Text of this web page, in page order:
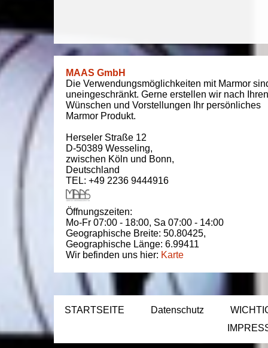
MAAS GmbH
Die Verwendungsmöglichkeiten mit Marmor
uneingeschränkt. Gerne erstellen wir nach Ihren
Wünschen und Vorstellungen Ihr persönliches
Marmor Produkt.
Herseler Straße 12
D-50389 Wesseling,
zwischen Köln und Bonn,
Deutschland
TEL: +49 2236 9444916
Öffnungszeiten:
Mo-Fr 07:00 - 18:00, Sa 07:00 - 14:00
Geographische Breite: 50.80425,
Geographische Länge: 6.99411
Wir befinden uns hier: Karte
STARTSEITE Datenschutz